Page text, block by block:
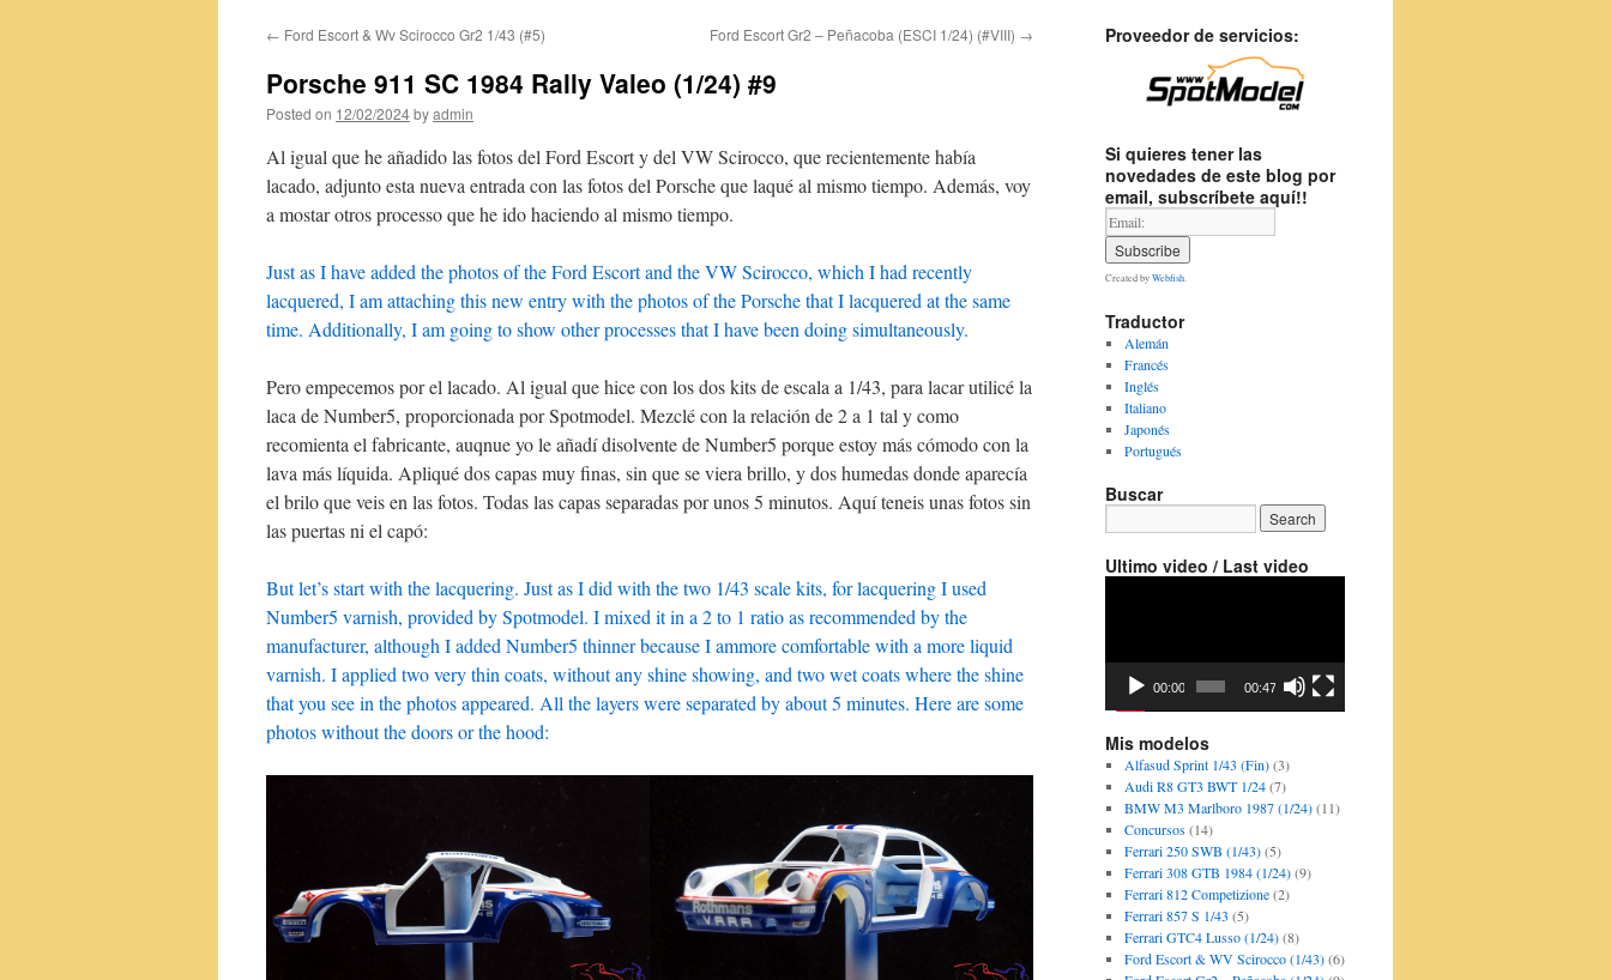
content
← Ford Escort & Wv Scirocco Gr2 1/43 (#5) Ford Escort Gr2 – Peñacoba (ESCI 1/24) (#VIII) →
Porsche 911 SC 1984 Rally Valeo (1/24) #9
Posted on 12/02/2024byadmin
Al igual que he añadido las fotos del Ford Escort y del VW Scirocco, que recientemente había
lacado, adjunto esta nueva entrada con las fotos del Porsche que laqué al mismo tiempo. Además, voy
a mostar otros processo que he ido haciendo al mismo tiempo.
Just as I have added the photos of the Ford Escort and the VW Scirocco, which I had recently
lacquered, I am attaching this new entry with the photos of the Porsche that I lacquered at the same
time. Additionally, I am going to show other processes that I have been doing simultaneously.
Pero empecemos por el lacado. Al igual que hice con los dos kits de escala a 1/43, para lacar utilicé la
laca de Number5, proporcionada por Spotmodel. Mezclé con la relación de 2 a 1 tal y como
recomienta el fabricante, auqnue yo le añadí disolvente de Number5 porque estoy más cómodo con la
lava más líquida. Apliqué dos capas muy finas, sin que se viera brillo, y dos humedas donde aparecía
el brilo que veis en las fotos. Todas las capas separadas por unos 5 minutos. Aquí teneis unas fotos sin
las puertas ni el capó:
But let’s start with the lacquering. Just as I did with the two 1/43 scale kits, for lacquering I used
Number5 varnish, provided by Spotmodel. I mixed it in a 2 to 1 ratio as recommended by the
manufacturer, although I added Number5 thinner because I ammore comfortable with a more liquid
varnish. I applied two very thin coats, without any shine showing, and two wet coats where the shine
that you see in the photos appeared. All the layers were separated by about 5 minutes. Here are some
photos without the doors or the hood:
Proveedor de servicios:
Si quieres tener las
novedades de este blog por
email, subscríbete aquí!!
Created byWebfish
Traductor
Alemán
Francés
Inglés
Italiano
Japonés
Portugués
Buscar
Ultimo video / Last video
00:00 00:47
Mis modelos
Alfasud Sprint 1/43 (Fin)(3)
Audi R8 GT3 BWT 1/24(7)
BMW M3 Marlboro 1987 (1/24)(11)
Concursos(14)
Ferrari 250 SWB (1/43)(5)
Ferrari 308 GTB 1984 (1/24)(9)
Ferrari 812 Competizione(2)
Ferrari 857 S 1/43 (5)
Ferrari GTC4 Lusso (1/24)(8)
Ford Escort & WV Scirocco (1/43)(6)